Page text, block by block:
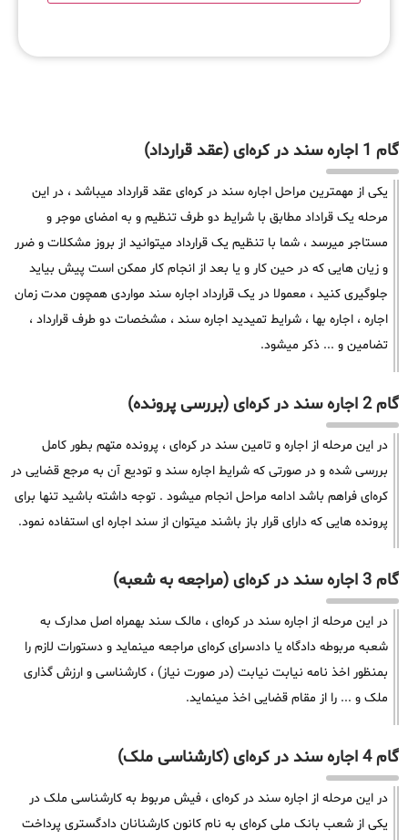
گام 1 اجاره سند در کره‌ای (عقد قرارداد)
یکی از مهمترین مراحل اجاره سند در کره‌ای عقد قرارداد میباشد ، در این
مرحله یک قراداد مطابق با شرایط دو طرف تنظیم و به امضای موجر و
مستاجر میرسد ، شما با تنظیم یک قرارداد میتوانید از بروز مشکلات و ضرر
و زیان هایی که در حین کار و یا بعد از انجام کار ممکن است پیش بیاید
جلوگیری کنید ، معمولا در یک قرارداد اجاره سند مواردی همچون مدت زمان
اجاره ، اجاره بها ، شرایط تمیدید اجاره سند ، مشخصات دو طرف قرارداد ،
تضامین و ... ذکر میشود.
گام 2 اجاره سند در کره‌ای (بررسی پرونده)
در این مرحله از اجاره و تامین سند در کره‌ای ، پرونده متهم بطور کامل
بررسی شده و در صورتی که شرایط اجاره سند و تودیع آن به مرجع قضایی در
کره‌ای فراهم باشد ادامه مراحل انجام میشود . توجه داشته باشید تنها برای
پرونده هایی که دارای قرار باز باشند میتوان از سند اجاره ای استفاده نمود.
گام 3 اجاره سند در کره‌ای (مراجعه به شعبه)
در این مرحله از اجاره سند در کره‌ای ، مالک سند بهمراه اصل مدارک به
شعبه مربوطه دادگاه یا دادسرای کره‌ای مراجعه مینماید و دستورات لازم را
بمنظور اخذ نامه نیابت نیابت (در صورت نیاز) ، کارشناسی و ارزش گذاری
ملک و ... را از مقام قضایی اخذ مینماید.
گام 4 اجاره سند در کره‌ای (کارشناسی ملک)
در این مرحله از اجاره سند در کره‌ای ، فیش مربوط به کارشناسی ملک در
یکی از شعب بانک ملی کره‌ای به نام کانون کارشنانان دادگستری پرداخت